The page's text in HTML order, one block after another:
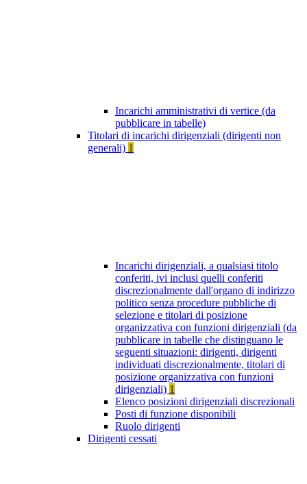
Incarichi amministrativi di vertice (da
pubblicare in tabelle)
Titolari di incarichi dirigenziali (dirigenti non
generali) 1
Incarichi dirigenziali, a qualsiasi titolo
conferiti, ivi inclusi quelli conferiti
discrezionalmente dall'organo di indirizzo
politico senza procedure pubbliche di
selezione e titolari di posizione
organizzativa con funzioni dirigenziali (da
pubblicare in tabelle che distinguano le
seguenti situazioni: dirigenti, dirigenti
individuati discrezionalmente, titolari di
posizione organizzativa con funzioni
dirigenziali) 1
Elenco posizioni dirigenziali discrezionali
Posti di funzione disponibili
Ruolo dirigenti
Dirigenti cessati